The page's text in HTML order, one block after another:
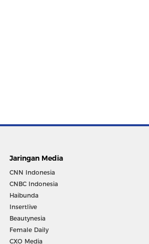
Jaringan Media
CNN Indonesia
CNBC Indonesia
Haibunda
Insertlive
Beautynesia
Female Daily
CXO Media